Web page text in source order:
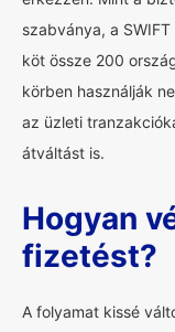
szabványa, a
köt össze 200
körben használják
az üzleti
átváltást is.
Hogyan
fizetést?
A folyamat kissé